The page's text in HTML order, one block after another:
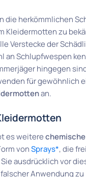
die herkömmlichen
Kleidermotten zu
Verstecke der
an Schlupfwespen
hingegen
für gewöhnlich
an.
es weitere
vonSprays*, die
ausdrücklich vor
Anwendung zu